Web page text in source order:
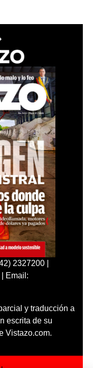
2327200 |
Email:
y traducción a
escrita de su
Vistazo.com.